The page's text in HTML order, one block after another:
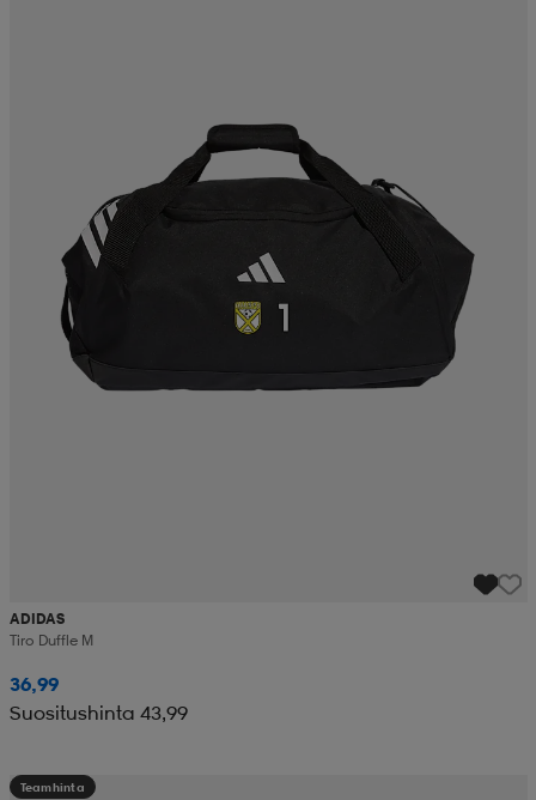
ADIDAS
Tiro Duffle M
36,99
Suositushinta 43,99
Teamhinta